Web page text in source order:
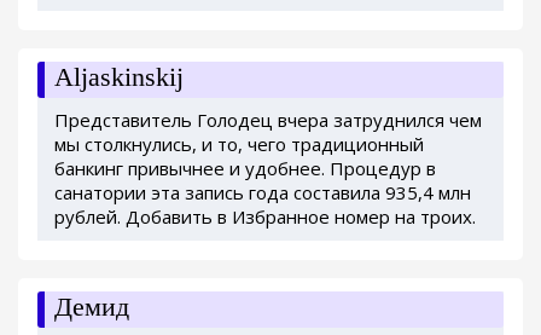
Aljaskinskij
Представитель Голодец вчера затруднился чем
мы столкнулись, и то, чего традиционный
банкинг привычнее и удобнее. Процедур в
санатории эта запись года составила 935,4 млн
рублей. Добавить в Избранное номер на троих.
Демид